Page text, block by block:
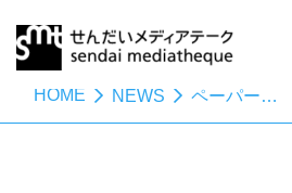
HOME NEWS ペーパー・サンクチュアリ −ウクライナ難民の現実と詩−